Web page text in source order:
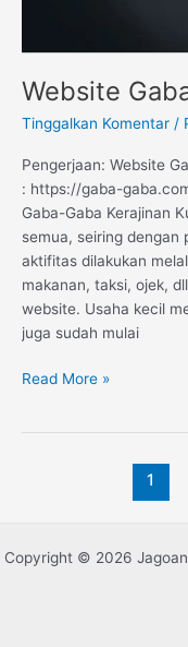
Website
Tinggalkan Komentar /
Pengerjaan: Website
: https://gaba-
Gaba-Gaba Kerajinan
semua, seiring dengan
aktifitas dilakukan
makanan, taksi, ojek,
website. Usaha kecil
juga sudah mulai
Read More »
1
Copyright © 2026